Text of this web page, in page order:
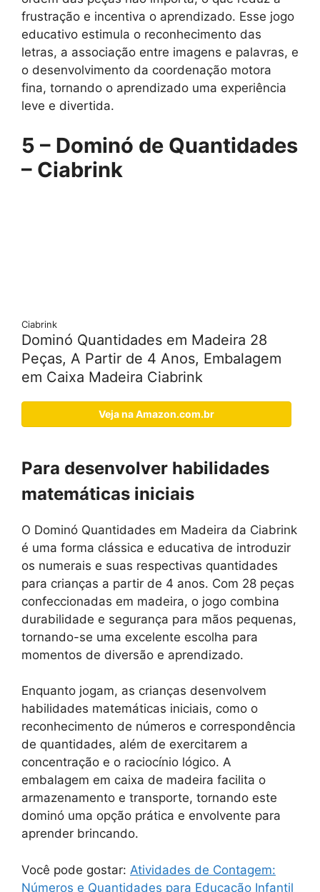
frustração e incentiva o aprendizado. Esse jogo
educativo estimula o reconhecimento das
letras, a associação entre imagens e palavras, e
o desenvolvimento da coordenação motora
fina, tornando o aprendizado uma experiência
leve e divertida.
5 – Dominó de Quantidades
– Ciabrink
Ciabrink
Dominó Quantidades em Madeira 28
Peças, A Partir de 4 Anos, Embalagem
em Caixa Madeira Ciabrink
Veja na Amazon.com.br
Para desenvolver habilidades
matemáticas iniciais
O Dominó Quantidades em Madeira da Ciabrink
é uma forma clássica e educativa de introduzir
os numerais e suas respectivas quantidades
para crianças a partir de 4 anos. Com 28 peças
confeccionadas em madeira, o jogo combina
durabilidade e segurança para mãos pequenas,
tornando-se uma excelente escolha para
momentos de diversão e aprendizado.
Enquanto jogam, as crianças desenvolvem
habilidades matemáticas iniciais, como o
reconhecimento de números e correspondência
de quantidades, além de exercitarem a
concentração e o raciocínio lógico. A
embalagem em caixa de madeira facilita o
armazenamento e transporte, tornando este
dominó uma opção prática e envolvente para
aprender brincando.
Você pode gostar: Atividades de Contagem:
Números e Quantidades para Educação Infantil